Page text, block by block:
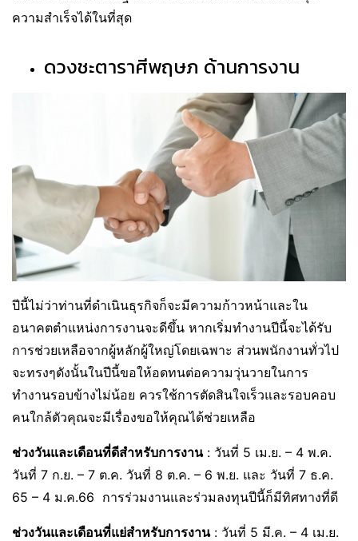
ความสำเร็จได้ในที่สุด
ดวงชะตาราศีพฤษภ ด้านการงาน
ปีนี้ไม่ว่าท่านที่ดำเนินธุรกิจก็จะมีความก้าวหน้าและใน
อนาคตตำแหน่งการงานจะดีขึ้น หากเริ่มทำงานปีนี้จะได้รับ
การช่วยเหลือจากผู้หลักผู้ใหญ่โดยเฉพาะ ส่วนพนักงานทั่วไป
จะทรงๆดังนั้นในปีนี้ขอให้อดทนต่อความวุ่นวายในการ
ทำงานรอบข้างไม่น้อย ควรใช้การตัดสินใจเร็วและรอบคอบ
คนใกล้ตัวคุณจะมีเรื่องขอให้คุณได้ช่วยเหลือ
ช่วงวันและเดือนที่ดีสำหรับการงาน: วันที่ 5 เม.ย. – 4 พ.ค.
วันที่ 7 ก.ย. – 7 ต.ค. วันที่ 8 ต.ค. – 6 พ.ย. และ วันที่ 7 ธ.ค.
65 – 4 ม.ค.66 การร่วมงานและร่วมลงทุนปีนี้ก็มีทิศทางที่ดี
ช่วงวันและเดือนที่แย่สำหรับการงาน: วันที่ 5 มี.ค. – 4 เม.ย.